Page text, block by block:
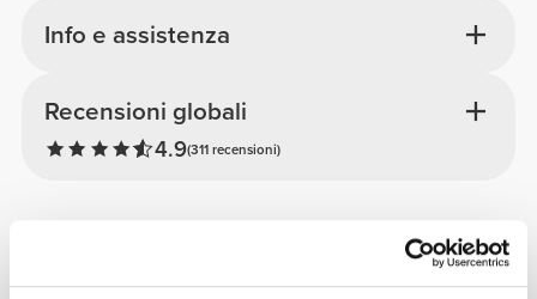
Info e assistenza
Recensioni globali
4.9(311 recensioni)
Vedi Tutto